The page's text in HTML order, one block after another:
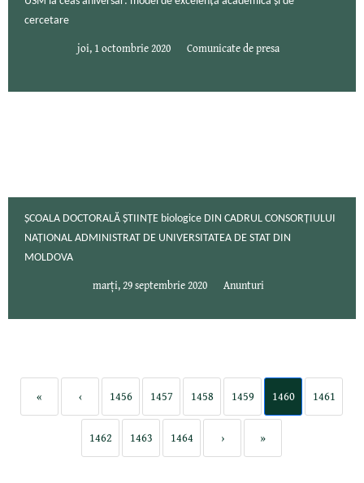
cercetare
joi, 1 octombrie 2020 Comunicate de presa
ȘCOALA DOCTORALĂ ȘTIINȚE biologice DIN CADRUL CONSORȚIULUI
NAȚIONAL ADMINISTRAT DE UNIVERSITATEA DE STAT DIN
MOLDOVA
marți, 29 septembrie 2020 Anunturi
« ‹ 1456 1457 1458 1459 1460 1461
1462 1463 1464 › »